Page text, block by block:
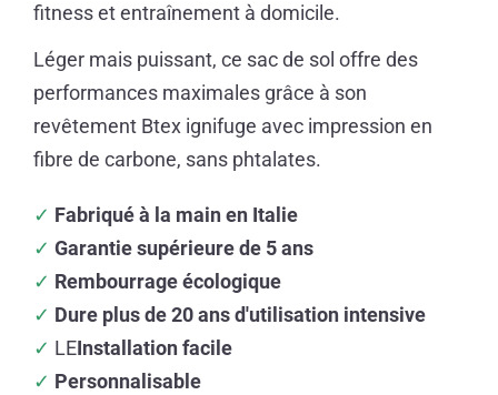
fitness et entraînement à domicile.
Léger mais puissant, ce sac de sol offre des
performances maximales grâce à son
revêtement Btex ignifuge avec impression en
fibre de carbone, sans phtalates.
✓ Fabriqué à la main en Italie
✓ Garantie supérieure de 5 ans
✓ Rembourrage écologique
✓ Dure plus de 20 ans d'utilisation intensive
✓ LEInstallation facile
✓ Personnalisable